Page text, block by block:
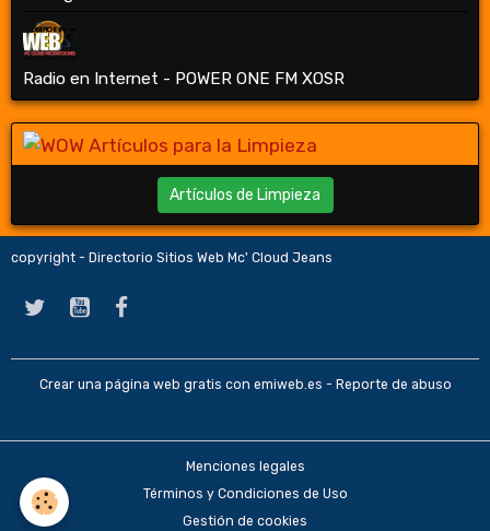
Radio en Internet - POWER ONE FM XOSR
Artículos de Limpieza
copyright - Directorio Sitios Web Mc' Cloud Jeans
Crear una página web gratis con emiweb.es - Reporte de abuso
Menciones legales
Términos y Condiciones de Uso
Gestión de cookies